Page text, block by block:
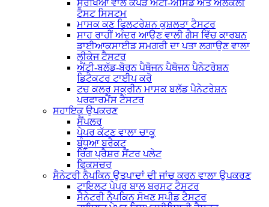
ਸੁਰੱਖਿਆ ਵਾਲੇ ਕੱਪੜੇ ਐਂਟੀ-ਐਸਿਡ ਅਤੇ ਅਲਕਲੀ
ਟੈਸਟ ਸਿਸਟਮ
ਮਾਸਕ ਕਣ ਫਿਲਟਰੇਸ਼ਨ ਕੁਸ਼ਲਤਾ ਟੈਸਟਰ
ਸਾਹ ਰਾਹੀਂ ਅੰਦਰ ਆਉਣ ਵਾਲੀ ਗੈਸ ਵਿੱਚ ਕਾਰਬਨ
ਡਾਈਆਕਸਾਈਡ ਸਮਗਰੀ ਦਾ ਪਤਾ ਲਗਾਉਣ ਵਾਲਾ
ਲੀਕੇਜ ਟੈਸਟਰ
ਐਂਟੀ-ਬਲੱਡ-ਬੋਰਨ ਪੈਥੋਜਨ ਪੈਥੋਜਨ ਪੈਨੇਟਰੇਸ਼ਨ
ਡਿਟੈਕਟਰ ਟਾਈਪ ਕਰੋ
ਟਚ ਕਲਰ ਸਕ੍ਰੀਨ ਮਾਸਕ ਬਲੱਡ ਪੈਨੇਟਰੇਸ਼ਨ
ਪਰਫਾਰਮੈਂਸ ਟੈਸਟਰ
ਸਹਾਇਕ ਉਪਕਰਣ
ਸੈਂਪਲਰ
ਪੇਪਰ ਕੱਟਣ ਵਾਲਾ ਚਾਕੂ
ਬੰਧੂਆ ਬਰੈਕਟ
ਰਿੰਗ ਪ੍ਰੈਸ਼ਰ ਸੈਂਟਰ ਪਲੇਟ
ਫਿਕਸਚਰ
ਸੈਨੇਟਰੀ ਨੈਪਕਿਨ ਉਤਪਾਦਾਂ ਦੀ ਜਾਂਚ ਕਰਨ ਵਾਲਾ ਉਪਕਰਣ
ਟਾਇਲਟ ਪੇਪਰ ਬਾਲ ਬਰਸਟ ਟੈਸਟਰ
ਸੈਨੇਟਰੀ ਨੈਪਕਿਨ ਸੋਖਣ ਸਪੀਡ ਟੈਸਟਰ